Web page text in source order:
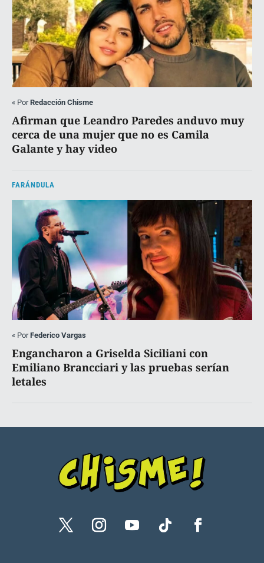
« PorRedacción Chisme
Afirman que Leandro Paredes anduvo muy
cerca de una mujer que no es Camila
Galante y hay video
FARÁNDULA
« PorFederico Vargas
Engancharon a Griselda Siciliani con
Emiliano Brancciari y las pruebas serían
letales